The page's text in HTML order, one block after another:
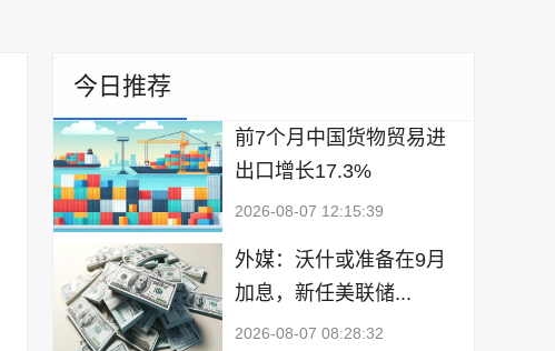
今日推荐
前7个月中国货物贸易进
出口增长17.3%
2026-08-07 12:15:39
外媒：沃什或准备在9月
加息，新任美联储...
2026-08-07 08:28:32